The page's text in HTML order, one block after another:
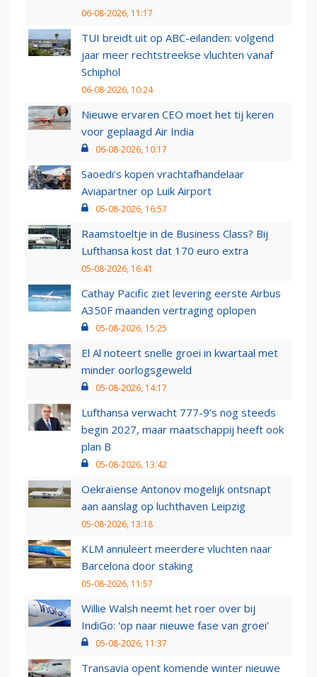
06-08-2026, 11:17
TUI breidt uit op ABC-eilanden: volgend
jaar meer rechtstreekse vluchten vanaf
Schiphol
06-08-2026, 10:24
Nieuwe ervaren CEO moet het tij keren
voor geplaagd Air India
06-08-2026, 10:17
Saoedi’s kopen vrachtafhandelaar
Aviapartner op Luik Airport
05-08-2026, 16:57
Raamstoeltje in de Business Class? Bij
Lufthansa kost dat 170 euro extra
05-08-2026, 16:41
Cathay Pacific ziet levering eerste Airbus
A350F maanden vertraging oplopen
05-08-2026, 15:25
El Al noteert snelle groei in kwartaal met
minder oorlogsgeweld
05-08-2026, 14:17
Lufthansa verwacht 777-9’s nog steeds
begin 2027, maar maatschappij heeft ook
plan B
05-08-2026, 13:42
Oekraïense Antonov mogelijk ontsnapt
aan aanslag op luchthaven Leipzig
05-08-2026, 13:18
KLM annuleert meerdere vluchten naar
Barcelona door staking
05-08-2026, 11:57
Willie Walsh neemt het roer over bij
IndiGo: 'op naar nieuwe fase van groei'
05-08-2026, 11:37
Transavia opent komende winter nieuwe